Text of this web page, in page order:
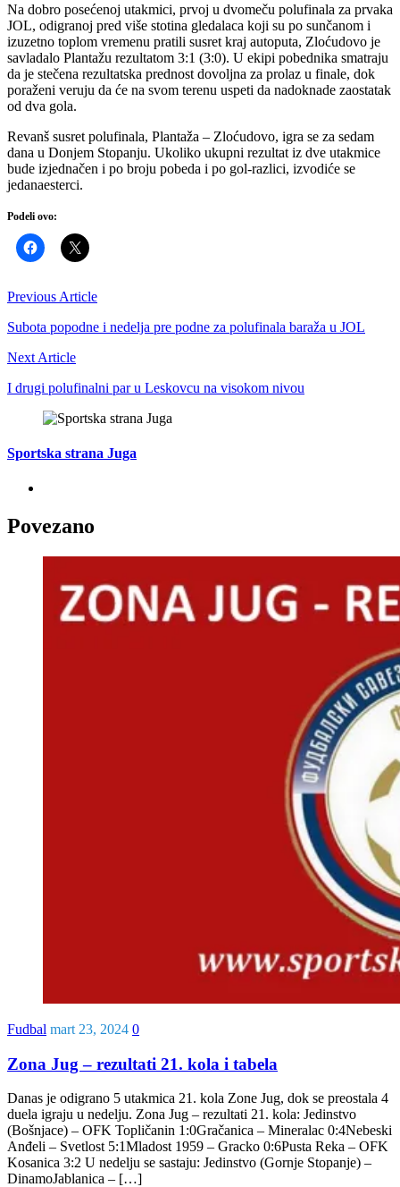
Na dobro posećenoj utakmici, prvoj u dvomeču polufinala za prvaka
JOL, odigranoj pred više stotina gledalaca koji su po sunčanom i
izuzetno toplom vremenu pratili susret kraj autoputa, Zloćudovo je
savladalo Plantažu rezultatom 3:1 (3:0). U ekipi pobednika smatraju
da je stečena rezultatska prednost dovoljna za prolaz u finale, dok
poraženi veruju da će na svom terenu uspeti da nadoknade zaostatak
od dva gola.
Revanš susret polufinala, Plantaža – Zloćudovo, igra se za sedam
dana u Donjem Stopanju. Ukoliko ukupni rezultat iz dve utakmice
bude izjednačen i po broju pobeda i po gol-razlici, izvodiće se
jedanaesterci.
Podeli ovo:
Previous Article
Subota popodne i nedelja pre podne za polufinala baraža u JOL
Next Article
I drugi polufinalni par u Leskovcu na visokom nivou
Sportska strana Juga
Povezano
Fudbal mart 23, 2024 0
Zona Jug – rezultati 21. kola i tabela
Danas je odigrano 5 utakmica 21. kola Zone Jug, dok se preostala 4
duela igraju u nedelju. Zona Jug – rezultati 21. kola: Jedinstvo
(Bošnjace) – OFK Topličanin 1:0Gračanica – Mineralac 0:4Nebeski
Anđeli – Svetlost 5:1Mladost 1959 – Gracko 0:6Pusta Reka – OFK
Kosanica 3:2 U nedelju se sastaju: Jedinstvo (Gornje Stopanje) –
DinamoJablanica – […]